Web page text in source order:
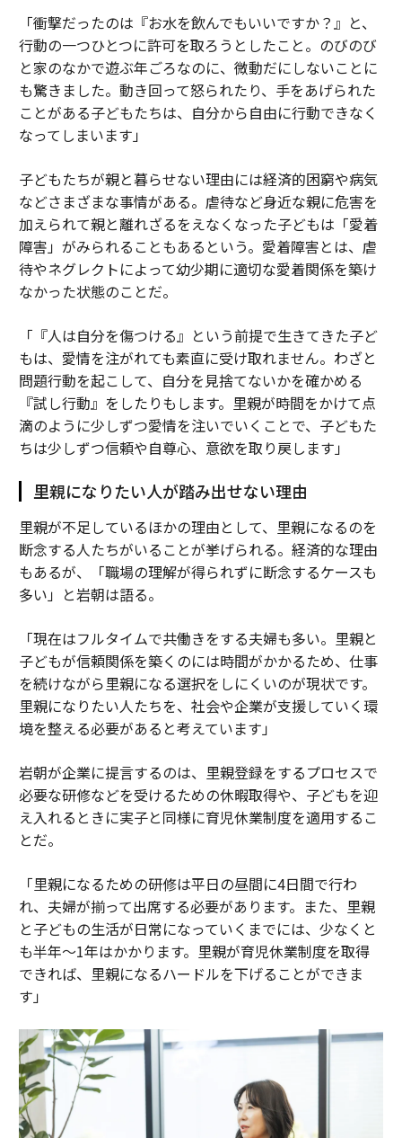
「衝撃だったのは『お水を飲んでもいいですか？』と、
行動の一つひとつに許可を取ろうとしたこと。のびのび
と家のなかで遊ぶ年ごろなのに、微動だにしないことに
も驚きました。動き回って怒られたり、手をあげられた
ことがある子どもたちは、自分から自由に行動できなく
なってしまいます」
子どもたちが親と暮らせない理由には経済的困窮や病気
などさまざまな事情がある。虐待など身近な親に危害を
加えられて親と離れざるをえなくなった子どもは「愛着
障害」がみられることもあるという。愛着障害とは、虐
待やネグレクトによって幼少期に適切な愛着関係を築け
なかった状態のことだ。
「『人は自分を傷つける』という前提で生きてきた子ど
もは、愛情を注がれても素直に受け取れません。わざと
問題行動を起こして、自分を見捨てないかを確かめる
『試し行動』をしたりもします。里親が時間をかけて点
滴のように少しずつ愛情を注いでいくことで、子どもた
ちは少しずつ信頼や自尊心、意欲を取り戻します」
里親になりたい人が踏み出せない理由
里親が不足しているほかの理由として、里親になるのを
断念する人たちがいることが挙げられる。経済的な理由
もあるが、「職場の理解が得られずに断念するケースも
多い」と岩朝は語る。
「現在はフルタイムで共働きをする夫婦も多い。里親と
子どもが信頼関係を築くのには時間がかかるため、仕事
を続けながら里親になる選択をしにくいのが現状です。
里親になりたい人たちを、社会や企業が支援していく環
境を整える必要があると考えています」
岩朝が企業に提言するのは、里親登録をするプロセスで
必要な研修などを受けるための休暇取得や、子どもを迎
え入れるときに実子と同様に育児休業制度を適用するこ
とだ。
「里親になるための研修は平日の昼間に4日間で行わ
れ、夫婦が揃って出席する必要があります。また、里親
と子どもの生活が日常になっていくまでには、少なくと
も半年～1年はかかります。里親が育児休業制度を取得
できれば、里親になるハードルを下げることができま
す」